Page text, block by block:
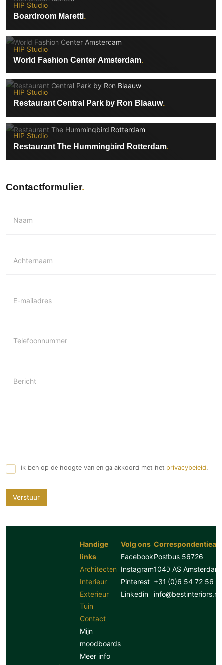
HIP Studio
Boardroom Maretti
HIP Studio
World Fashion Center Amsterdam
HIP Studio
Restaurant Central Park by Ron Blaauw
HIP Studio
Restaurant The Hummingbird Rotterdam
Contactformulier
Naam
Achternaam
E-mailadres
Telefoonnummer
Bericht
Ik ben op de hoogte van en ga akkoord met het privacybeleid.
Verstuur
Handige
links
Architecten
Interieur
Exterieur
Tuin
Contact
Mijn
moodboards
Meer info
Volg ons
Facebook
Instagram
Pinterest
Linkedin
Postbus 56726
1040 AS Amsterdam
+31 (0)6 54 72 56
info@bestinteriors.nl